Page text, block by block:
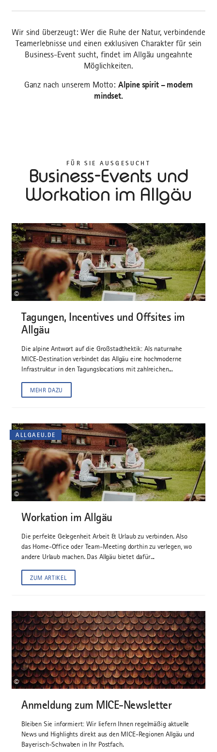
Wir sind überzeugt: Wer die Ruhe der Natur, verbindende
Teamerlebnisse und einen exklusiven Charakter für sein
Business-Event sucht, findet im Allgäu ungeahnte
Möglichkeiten.
Ganz nach unserem Motto: Alpine spirit – modern
mindset.
FÜR SIE AUSGESUCHT
Business-Events und
Workation im Allgäu
©
Tagungen, Incentives und Offsites im
Allgäu
Die alpine Antwort auf die Großstadthektik: Als naturnahe
MICE-Destination verbindet das Allgäu eine hochmoderne
Infrastruktur in den Tagungslocations mit zahlreichen...
MEHR DAZU
ALLGAEU.DE
©
Workation im Allgäu
Die perfekte Gelegenheit Arbeit & Urlaub zu verbinden. Also
das Home-Office oder Team-Meeting dorthin zu verlegen, wo
andere Urlaub machen. Das Allgäu bietet dafür...
ZUM ARTIKEL
©
Anmeldung zum MICE-Newsletter
Bleiben Sie informiert: Wir liefern Ihnen regelmäßig aktuelle
News und Highlights direkt aus den MICE-Regionen Allgäu und
Bayerisch-Schwaben in Ihr Postfach.